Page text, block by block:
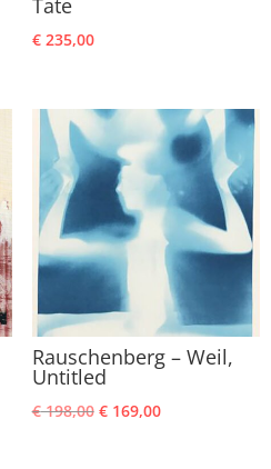
€235,00
Rauschenberg – Weil,
Untitled
€198,00 Oorspronkelijke
€169,00Huidige